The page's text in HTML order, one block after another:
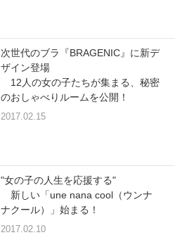
次世代のブラ『BRAGENIC』に新デ
ザイン登場
12人の女の子たちが集まる、秘密
のおしゃべりルームを公開！
2017.02.15
"女の子の人生を応援する"
新しい「une nana cool（ウンナ
ナクール）」始まる！
2017.02.10